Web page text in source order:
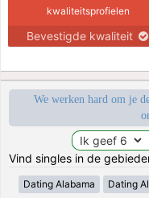
kwaliteitsprofielen
Bevestigde kwaliteit
We werken hard om je
Vind singles in de
Dating Alabama Dating